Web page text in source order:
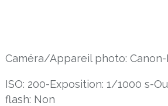
Caméra/Appareil photo: Canon-
ISO: 200-Exposition: 1/1000 s-
flash: Non